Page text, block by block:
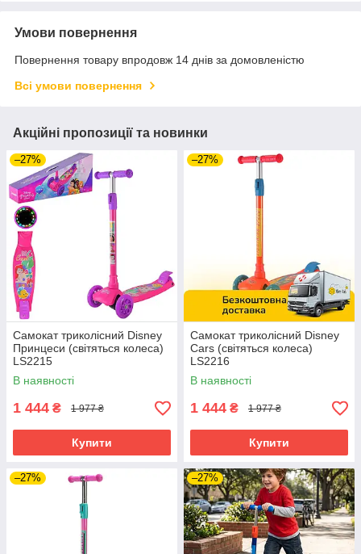
Умови повернення
Повернення товару впродовж 14 днів за домовленістю
Всі умови повернення
Акційні пропозиції та новинки
–27%
Самокат триколісний Disney
Принцеси (світяться колеса)
LS2215
В наявності
1 444 ₴ 1 977 ₴
Купити
–27%
Самокат триколісний Disney
Cars (світяться колеса)
LS2216
В наявності
1 444 ₴ 1 977 ₴
Купити
–27% –27%